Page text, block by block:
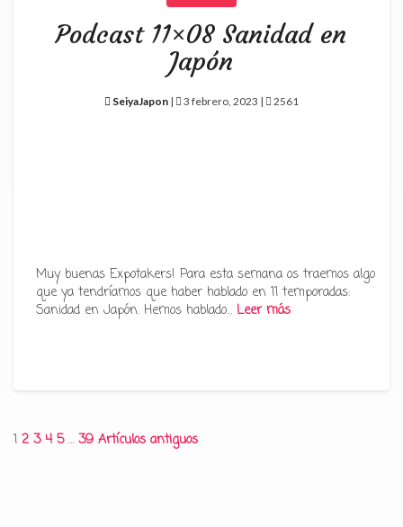
Podcast 11×08 Sanidad en
Japón
SeiyaJapon | 3 febrero, 2023 | 2561
Muy buenas Expotakers! Para esta semana os traemos algo
que ya tendríamos que haber hablado en 11 temporadas:
Sanidad en Japón. Hemos hablado… Leer más
Paginación
1 2 3 4 5 … 39 Artículos antiguos